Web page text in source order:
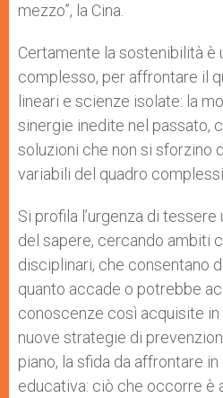
mezzo”, la Cina.
Certamente la sostenibilità è
complesso, per affrontare il
lineari e scienze isolate: la
sinergie inedite nel passato,
soluzioni che non si sforzino
variabili del quadro
Si profila l’urgenza di
del sapere, cercando ambiti
disciplinari, che consentano
quanto accade o potrebbe
conoscenze così acquisite
nuove strategie di
piano, la sfida da affrontare
educativa: ciò che occorre è